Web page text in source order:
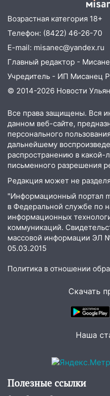
Ульяновске
утра 10 августа
05:18 Судьба
на 8 августа — кому
деньгами, а кого
ракетную
20:40 Ульяновские
купить тракторы с
до декабря
19:34
В
состоялось
мероприятие,
празднованию Дня
следствия
19:30 Ульяновцев
на фестивале
Ульяновская
пилотным
«Культурное
области на 8
В
областной
новых аппаратов ИВЛ
Возрастная категория 18+
Телефон: (8422) 46-26-70
E-mail: misanec@yandex.ru
Главный редактор -
Учредитель - ИП Мисанец
© 2014-2026 Новости
Все права защищены. Вся
данном веб-сайте,
персонального
дальнейшему
распространению в какой-
письменного разрешения
Редакция может не
"Информационный портал
в Федеральной службе по
информационных
коммуникаций.
массовой информации ЭЛ
05.03.2015
Политика в отношении
Скачать
Наша
Полезные ссылки